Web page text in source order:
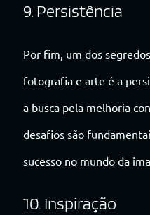
9. Persistência
Por fim, um dos
fotografia e arte é a
a busca pela melhoria
desafios são
sucesso no mundo da
10. Inspiração